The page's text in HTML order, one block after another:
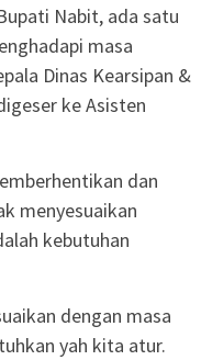
Nabit, ada satu
masa
Dinas Kearsipan &
ke Asisten
dan
menyesuaikan
kebutuhan
dengan masa
yah kita atur.